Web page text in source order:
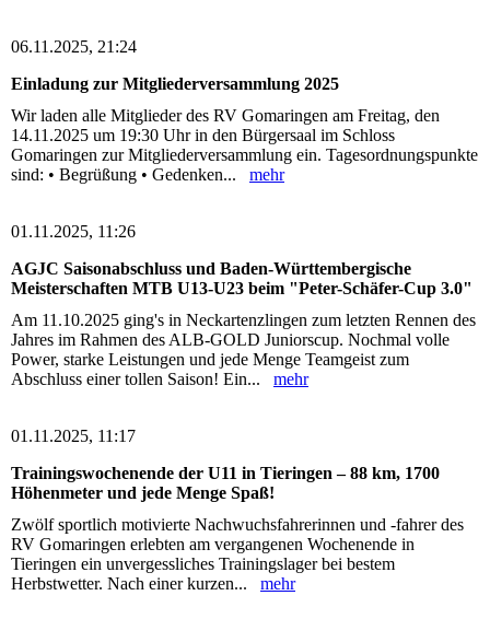
06.11.2025, 21:24
Einladung zur Mitgliederversammlung 2025
Wir laden alle Mitglieder des RV Gomaringen am Freitag, den
14.11.2025 um 19:30 Uhr in den Bürgersaal im Schloss
Gomaringen zur Mitgliederversammlung ein. Tagesordnungspunkte
sind: • Begrüßung • Gedenken... mehr
01.11.2025, 11:26
AGJC Saisonabschluss und Baden-Württembergische
Meisterschaften MTB U13-U23 beim "Peter-Schäfer-Cup 3.0"
Am 11.10.2025 ging's in Neckartenzlingen zum letzten Rennen des
Jahres im Rahmen des ALB-GOLD Juniorscup. Nochmal volle
Power, starke Leistungen und jede Menge Teamgeist zum
Abschluss einer tollen Saison! Ein... mehr
01.11.2025, 11:17
Trainingswochenende der U11 in Tieringen – 88 km, 1700
Höhenmeter und jede Menge Spaß!
Zwölf sportlich motivierte Nachwuchsfahrerinnen und -fahrer des
RV Gomaringen erlebten am vergangenen Wochenende in
Tieringen ein unvergessliches Trainingslager bei bestem
Herbstwetter. Nach einer kurzen... mehr